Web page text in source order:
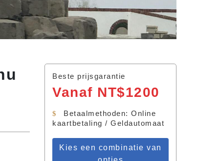
Beste prijsgarantie
Vanaf NT$1200
Betaalmethoden: Online
kaartbetaling / Geldautomaat
Kies een combinatie van